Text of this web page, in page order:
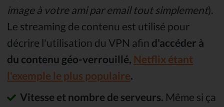
image à votre ami par email tout simplement).
Le streaming de contenu est utilisé pour
décrire l'utilisation du VPN afin d'accéder à
du contenu géo-verrouillé, Netflix étant
l'exemple le plus populaire.
Vitesse et nombre de serveurs. Même si ça